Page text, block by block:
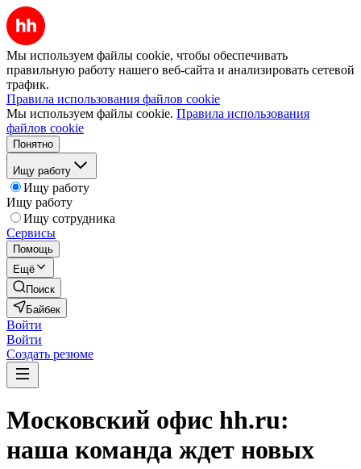
Мы используем файлы cookie, чтобы обеспечивать
правильную работу нашего веб-сайта и анализировать сетевой
трафик.
Правила использования файлов cookie
Мы используем файлы cookie. Правила использования
файлов cookie
Понятно
Ищу работу
Ищу работу
Ищу работу
Ищу сотрудника
Сервисы
Помощь
Ещё
Поиск
Байбек
Войти
Войти
Создать резюме
Московский офис hh.ru:
наша команда ждет новых